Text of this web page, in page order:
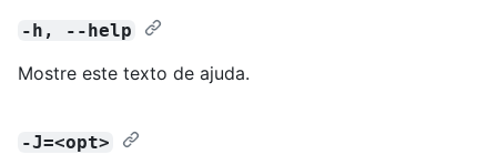
-h, --help
Mostre este texto de ajuda.
-J=<opt>